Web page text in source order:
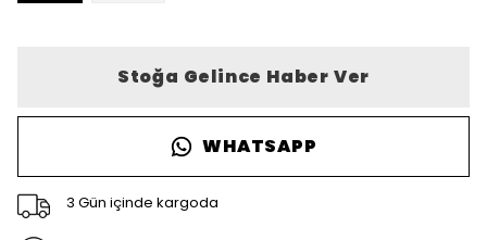
Stoğa Gelince Haber Ver
WHATSAPP
3 Gün içinde kargoda